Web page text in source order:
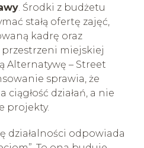
. Środki z budżetu
stałą ofertę zajęć,
kadrę oraz
miejskiej
Alternatywę – Street
sprawia, że
ciągłość działań, a nie
projekty.
działalności odpowiada